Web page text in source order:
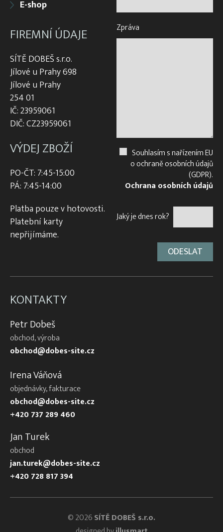
E-shop
FIREMNÍ ÚDAJE
SÍTĚ DOBEŠ s.r.o.
Jílové u Prahy 698
Jílové u Prahy
254 01
IČ: 23959061
DIČ: CZ23959061
VÝDEJ ZBOŽÍ
PO-ČT: 7:45-15:00
PÁ: 7:45-14:00
Platba pouze v hotovosti.
Platební karty
nepřijímáme.
Zpráva
Souhlasím s nařízením EU
o ochraně osobních údajů
(GDPR).
Ochrana osobních údajů
Jaký je dnes rok?
KONTAKTY
Petr Dobeš
obchod, výroba
obchod@dobes-site.cz
Irena Váňová
objednávky, fakturace
obchod@dobes-site.cz
+420 737 289 460
Jan Turek
obchod
jan.turek@dobes-site.cz
+420 728 817 394
© 2026SÍTĚ DOBEŠ s.r.o.